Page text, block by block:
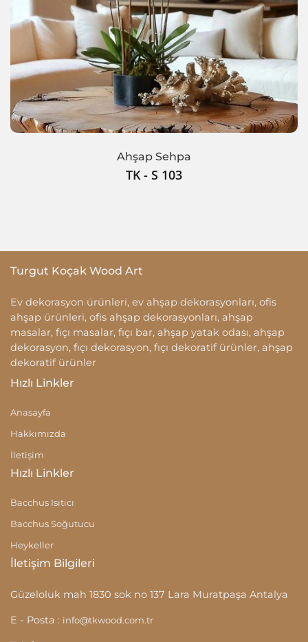
Ahşap Sehpa
TK - S 103
Turgut Koçak Wood Art
Ev dekorasyon ürünleri, ev ahşap dekorasyonları, ofis
ahşap ürünleri, ofis ahşap dekorasyonları, ahşap
masalar, fıçı masalar, fıçı bar, ahşap yatak odası, ahşap
dekorasyon, fıçı dekorasyon, fıçı dekoratif ürünler, ahşap
dekoratif ürünler
Hızlı Linkler
Anasayfa
Hakkımızda
İletişim
Hızlı Linkler
Bacchus Isıtıcı
Bacchus Soğutucu
Heykeller
İletişim Bilgileri
Güzeloluk mah 1830 sok no 137 Lara Muratpaşa Antalya
E - Posta : info@tkwood.com.tr